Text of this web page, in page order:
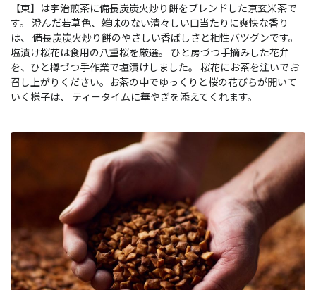
【東】は宇治煎茶に備長炭炭火炒り餅をブレンドした京玄米茶で
す。 澄んだ若草色、雑味のない清々しい口当たりに爽快な香り
は、 備長炭炭火炒り餅のやさしい香ばしさと相性バツグンです。
塩漬け桜花は食用の八重桜を厳選。 ひと房づつ手摘みした花弁
を、ひと樽づつ手作業で塩漬けしました。 桜花にお茶を注いでお
召し上がりください。お茶の中でゆっくりと桜の花びらが開いて
いく様子は、 ティータイムに華やぎを添えてくれます。